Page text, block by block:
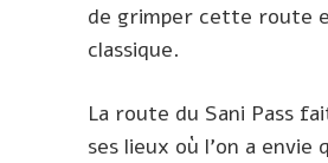
de grimper cette route
classique.
La route du Sani Pass
ses lieux où l’on a envie